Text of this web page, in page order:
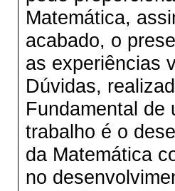
Matemática,
acabado, o
as experiências
Dúvidas,
Fundamental de
trabalho é o
da Matemática
no